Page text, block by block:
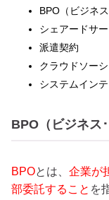
BPO（ビジネ
シェアードサ
派遣契約
クラウドソー
システムイン
BPO（ビジネス
BPOとは、 企業が
部委託すること を